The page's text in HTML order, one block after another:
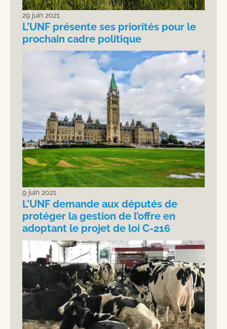
29 juin 2021
L’UNF présente ses priorités pour le
prochain cadre politique
9 juin 2021
L’UNF demande aux députés de
protéger la gestion de l’offre en
adoptant le projet de loi C-216